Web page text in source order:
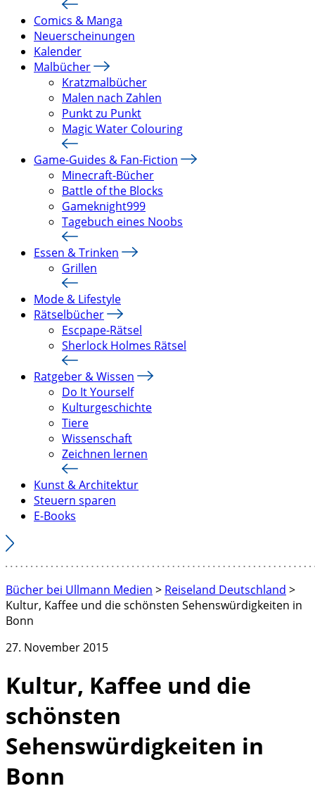
Comics & Manga
Neuerscheinungen
Kalender
Malbücher
Kratzmalbücher
Malen nach Zahlen
Punkt zu Punkt
Magic Water Colouring
Game-Guides & Fan-Fiction
Minecraft-Bücher
Battle of the Blocks
Gameknight999
Tagebuch eines Noobs
Essen & Trinken
Grillen
Mode & Lifestyle
Rätselbücher
Escpape-Rätsel
Sherlock Holmes Rätsel
Ratgeber & Wissen
Do It Yourself
Kulturgeschichte
Tiere
Wissenschaft
Zeichnen lernen
Kunst & Architektur
Steuern sparen
E-Books
Bücher bei Ullmann Medien > Reiseland Deutschland >
Kultur, Kaffee und die schönsten Sehenswürdigkeiten in
Bonn
27. November 2015
Kultur, Kaffee und die
schönsten
Sehenswürdigkeiten in
Bonn